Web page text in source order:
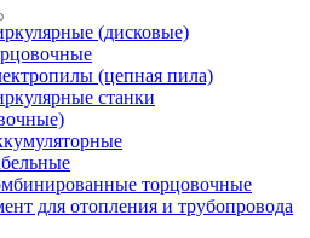
(дисковые)
(цепная пила)
станки
торцовочные
для отопления и трубопровода